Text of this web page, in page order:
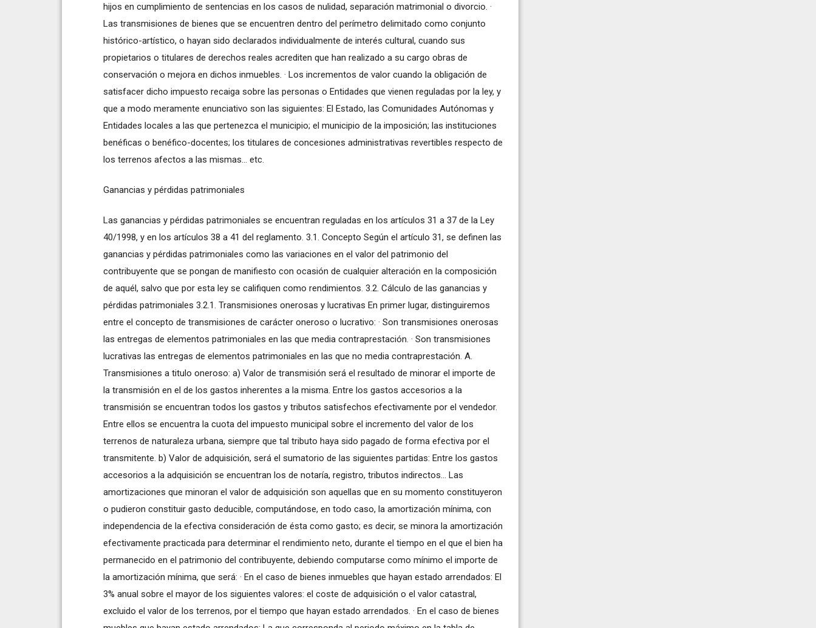
hijos en cumplimiento de sentencias en los casos de nulidad, separación matrimonial o divorcio. ·
Las transmisiones de bienes que se encuentren dentro del perímetro delimitado como conjunto
histórico-artístico, o hayan sido declarados individualmente de interés cultural, cuando sus
propietarios o titulares de derechos reales acrediten que han realizado a su cargo obras de
conservación o mejora en dichos inmuebles. · Los incrementos de valor cuando la obligación de
satisfacer dicho impuesto recaiga sobre las personas o Entidades que vienen reguladas por la ley, y
que a modo meramente enunciativo son las siguientes: El Estado, las Comunidades Autónomas y
Entidades locales a las que pertenezca el municipio; el municipio de la imposición; las instituciones
benéficas o benéfico-docentes; los titulares de concesiones administrativas revertibles respecto de
los terrenos afectos a las mismas... etc.
Ganancias y pérdidas patrimoniales
Las ganancias y pérdidas patrimoniales se encuentran reguladas en los artículos 31 a 37 de la Ley
40/1998, y en los artículos 38 a 41 del reglamento. 3.1. Concepto Según el artículo 31, se definen las
ganancias y pérdidas patrimoniales como las variaciones en el valor del patrimonio del
contribuyente que se pongan de manifiesto con ocasión de cualquier alteración en la composición
de aquél, salvo que por esta ley se califiquen como rendimientos. 3.2. Cálculo de las ganancias y
pérdidas patrimoniales 3.2.1. Transmisiones onerosas y lucrativas En primer lugar, distinguiremos
entre el concepto de transmisiones de carácter oneroso o lucrativo: · Son transmisiones onerosas
las entregas de elementos patrimoniales en las que media contraprestación. · Son transmisiones
lucrativas las entregas de elementos patrimoniales en las que no media contraprestación. A.
Transmisiones a titulo oneroso: a) Valor de transmisión será el resultado de minorar el importe de
la transmisión en el de los gastos inherentes a la misma. Entre los gastos accesorios a la
transmisión se encuentran todos los gastos y tributos satisfechos efectivamente por el vendedor.
Entre ellos se encuentra la cuota del impuesto municipal sobre el incremento del valor de los
terrenos de naturaleza urbana, siempre que tal tributo haya sido pagado de forma efectiva por el
transmitente. b) Valor de adquisición, será el sumatorio de las siguientes partidas: Entre los gastos
accesorios a la adquisición se encuentran los de notaría, registro, tributos indirectos... Las
amortizaciones que minoran el valor de adquisición son aquellas que en su momento constituyeron
o pudieron constituir gasto deducible, computándose, en todo caso, la amortización mínima, con
independencia de la efectiva consideración de ésta como gasto; es decir, se minora la amortización
efectivamente practicada para determinar el rendimiento neto, durante el tiempo en el que el bien ha
permanecido en el patrimonio del contribuyente, debiendo computarse como mínimo el importe de
la amortización mínima, que será: · En el caso de bienes inmuebles que hayan estado arrendados: El
3% anual sobre el mayor de los siguientes valores: el coste de adquisición o el valor catastral,
excluido el valor de los terrenos, por el tiempo que hayan estado arrendados. · En el caso de bienes